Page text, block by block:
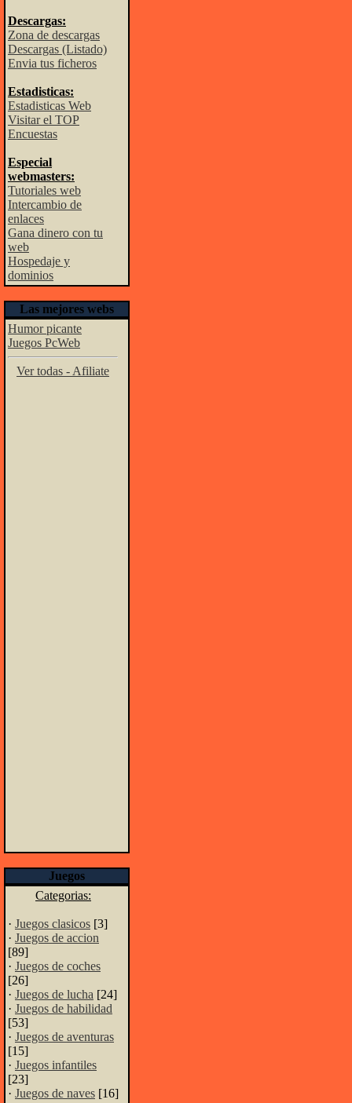
Descargas:
Zona de descargas
Descargas (Listado)
Envia tus ficheros
Estadisticas:
Estadisticas Web
Visitar el TOP
Encuestas
Especial
webmasters:
Tutoriales web
Intercambio de
enlaces
Gana dinero con tu
web
Hospedaje y
dominios
Las mejores webs
Humor picante
Juegos PcWeb
Ver todas - Afiliate
Juegos
Categorias:
· Juegos clasicos [3]
· Juegos de accion
[89]
· Juegos de coches
[26]
· Juegos de lucha [24]
· Juegos de habilidad
[53]
· Juegos de aventuras
[15]
· Juegos infantiles
[23]
· Juegos de naves [16]